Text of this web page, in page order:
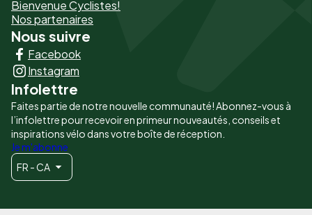
-
Liens
principaux
Bienvenue Cyclistes!
Nos partenaires
Nous suivre
Facebook
Instagram
Infolettre
Faites partie de notre nouvelle communauté! Abonnez-vous à
l’infolettre pour recevoir en primeur nouveautés, conseils et
inspirations vélo dans votre boîte de réception.
Je m'abonne
FR - CA